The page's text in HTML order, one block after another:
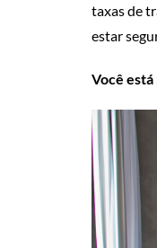
taxas de
estar
Você